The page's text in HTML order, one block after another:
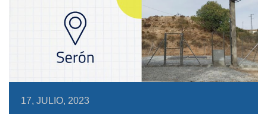
17, JULIO, 2023